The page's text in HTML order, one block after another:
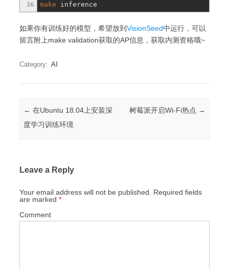
36
make inference
如果你有训练好的模型，希望放到VisionSeed中运行，可以
留言附上make validation获取的AP信息，获取内测资格哦~
Category: AI
Post navigation
← 在Ubuntu 18.04上安装深
度学习训练环境
树莓派开启Wi-Fi热点 →
Leave a Reply
Your email address will not be published.
Required fields
are marked *
Comment